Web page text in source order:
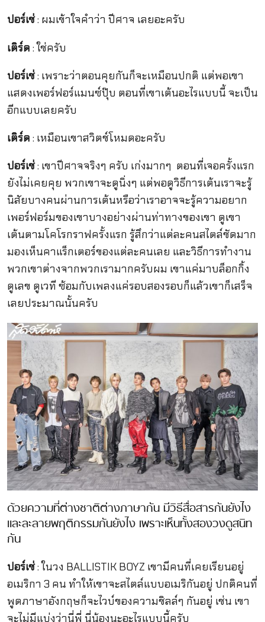
ปอร์เช่: ผมเข้าใจคำว่า ปีศาจ เลยอะครับ
เติร์ด : ใช่ครับ
ปอร์เช่: เพราะว่าตอนคุยกันก็จะเหมือนปกติ แต่พอเขา
แสดงเพอร์ฟอร์แมนซ์ปุ๊บ ตอนที่เขาเต้นอะไรแบบนี้ จะเป็น
อีกแบบเลยครับ
เติร์ด : เหมือนเขาสวิตช์โหมดอะครับ
ปอร์เช่: เขาปีศาจจริงๆ ครับ เก่งมากๆ ตอนที่เจอครั้งแรก
ยังไม่เคยคุย พวกเขาจะดูนิ่งๆ แต่พอดูวิธีการเต้นเราจะรู้
นิสัยบางคนผ่านการเต้นหรือว่าเราอาจจะรู้ความอยาก
เพอร์ฟอร์มของเขาบางอย่างผ่านท่าทางของเขา ดูเขา
เต้นตามโคโรกราฟครั้งแรก รู้สึกว่าแต่ละคนสไตล์ชัดมาก
มองเห็นคาแร็กเตอร์ของแต่ละคนเลย และวิธีการทำงาน
พวกเขาต่างจากพวกเรามากครับผม เขาแค่มาบล็อกกิ้ง
ดูเลข ดูเวที ซ้อมกับเพลงแค่รอบสองรอบก็แล้วเขาก็เสร็จ
เลยประมาณนั้นครับ
ด้วยความที่ต่างชาติต่างภาษากัน มีวิธีสื่อสารกันยังไง
และละลายพฤติกรรมกันยังไง เพราะเห็นทั้งสองวงดูสนิท
กัน
ปอร์เช่: ในวง BALLISTIK BOYZ เขามีคนที่เคยเรียนอยู่
อเมริกา 3 คน ทำให้เขาจะสไตล์แบบอเมริกันอยู่ ปกติคนที่
พูดภาษาอังกฤษก็จะไวบ์ของความชิลล์ๆ กันอยู่ เช่น เขา
จะไม่มีแบ่งว่านี่พี่ นี่น้องนะอะไรแบบนี้ครับ